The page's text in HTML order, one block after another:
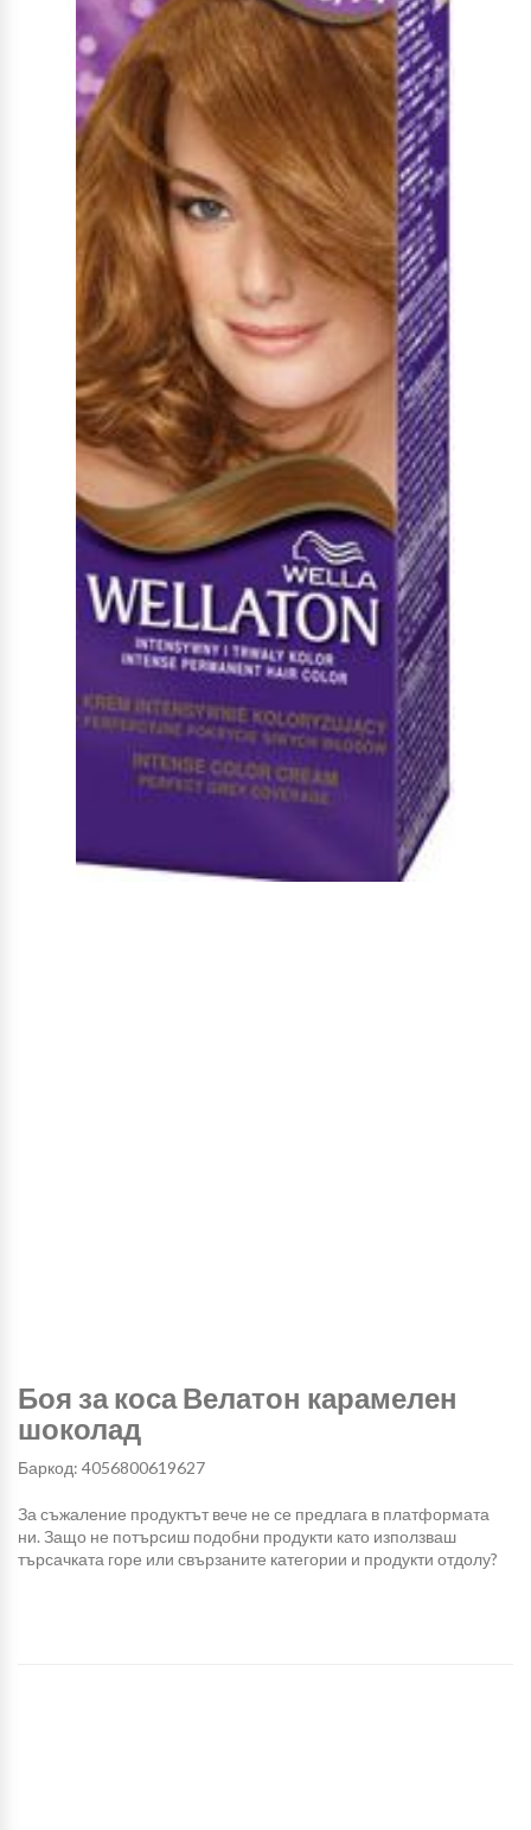
Боя за коса Велатон карамелен
шоколад
Баркод: 4056800619627
За съжаление продуктът вече не се предлага в платформата
ни. Защо не потърсиш подобни продукти като използваш
търсачката горе или свързаните категории и продукти отдолу?